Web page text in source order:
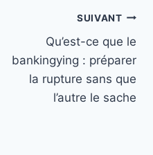
SUIVANT
Qu’est-ce que le
bankingying : préparer
la rupture sans que
l’autre le sache